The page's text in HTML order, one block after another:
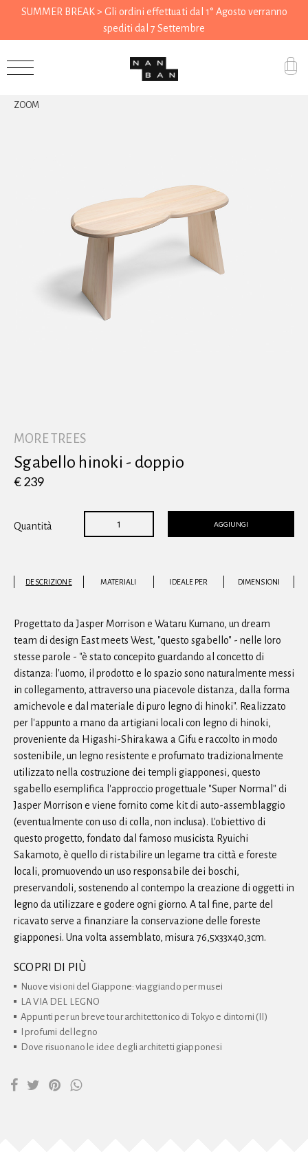
SUMMER BREAK > Gli ordini effettuati dal 1° Agosto verranno
spediti dal 7 Settembre
Cancelleria
Abbigliamento
ZOOM
MORE TREES
Sgabello hinoki - doppio
€ 239
Quantità AGGIUNGI
DESCRIZIONE MATERIALI IDEALE PER DIMENSIONI
Progettato da Jasper Morrison e Wataru Kumano, un dream
team di design East meets West, "questo sgabello" - nelle loro
stesse parole - "è stato concepito guardando al concetto di
distanza: l'uomo, il prodotto e lo spazio sono naturalmente messi
in collegamento, attraverso una piacevole distanza, dalla forma
amichevole e dal materiale di puro legno di hinoki". Realizzato
per l'appunto a mano da artigiani locali con legno di hinoki,
proveniente da Higashi-Shirakawa a Gifu e raccolto in modo
sostenibile, un legno resistente e profumato tradizionalmente
utilizzato nella costruzione dei templi giapponesi, questo
sgabello esemplifica l'approccio progettuale "Super Normal" di
Jasper Morrison e viene fornito come kit di auto-assemblaggio
(eventualmente con uso di colla, non inclusa). L'obiettivo di
questo progetto, fondato dal famoso musicista Ryuichi
Sakamoto, è quello di ristabilire un legame tra città e foreste
locali, promuovendo un uso responsabile dei boschi,
preservandoli, sostenendo al contempo la creazione di oggetti in
legno da utilizzare e godere ogni giorno. A tal fine, parte del
ricavato serve a finanziare la conservazione delle foreste
giapponesi. Una volta assemblato, misura 76,5x33x40,3cm.
SCOPRI DI PIÙ
Nuove visioni del Giappone: viaggiando per musei
LA VIA DEL LEGNO
Appunti per un breve tour architettonico di Tokyo e dintorni (II)
I profumi del legno
Dove risuonano le idee degli architetti giapponesi